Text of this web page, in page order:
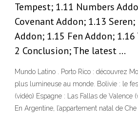
Tempest; 1.11 Numbers
Covenant Addon; 1.13
Addon; 1.15 Fen Addon;
2 Conclusion; The latest …
Mundo Latino . Porto Rico : découvrez
plus lumineuse au monde. Bolivie : le
(vidéo) Espagne : Las Fallas de Valence
En Argentine, l’appartement natal de